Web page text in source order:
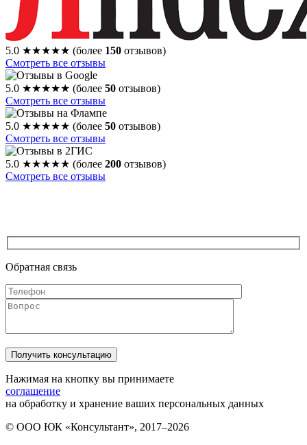
5.0 ★★★★★ (более 150 отзывов)
Смотреть все отзывы
5.0 ★★★★★ (более 50 отзывов)
Смотреть все отзывы
5.0 ★★★★★ (более 50 отзывов)
Смотреть все отзывы
5.0 ★★★★★ (более 200 отзывов)
Смотреть все отзывы
Обратная связь
Нажимая на кнопку вы принимаете
соглашение
на обработку и хранение ваших персональных данных
© ООО ЮК «Консультант», 2017–2026